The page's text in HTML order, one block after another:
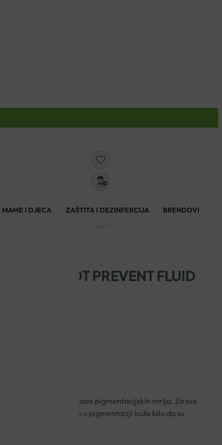
MAME I DJECA ZAŠTITA I DEZINFEKCIJA BRENDOVI
100 SPOT PREVENT FLUID
za sprječavanje pojave pigmentacijskih mrlja. Za sve
Sprečava promjene u pigmentaciji kože bilo da su